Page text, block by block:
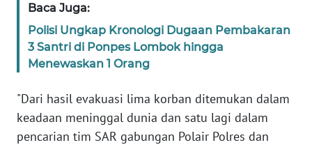
Baca Juga:
Polisi Ungkap Kronologi Dugaan Pembakaran
3 Santri di Ponpes Lombok hingga
Menewaskan 1 Orang
"Dari hasil evakuasi lima korban ditemukan dalam
keadaan meninggal dunia dan satu lagi dalam
pencarian tim SAR gabungan Polair Polres dan
WN
PAPUA
PAPUA
BARAT